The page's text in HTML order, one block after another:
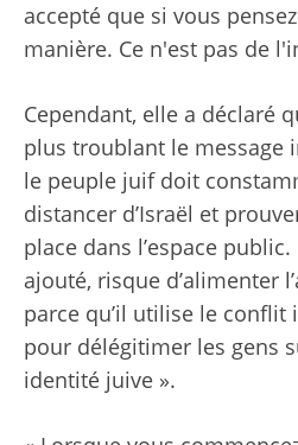
accepté que si vous
manière. Ce n'est pas de
Cependant, elle a déclaré
plus troublant le message
le peuple juif doit
distancer d’Israël et
place dans l’espace
ajouté, risque d’alimenter
parce qu’il utilise le conflit
pour délégitimer les gens
identité juive ».